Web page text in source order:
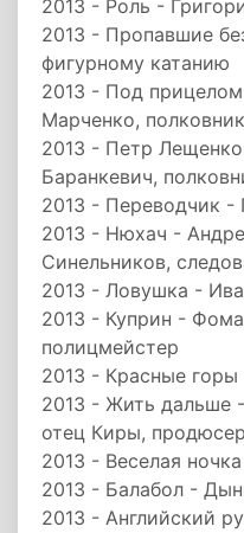
2013 - Роль -
2013 - Пропавшие
фигурному катанию
2013 - Под
Марченко, полковник
2013 - Петр
Баранкевич,
2013 - Переводчик -
2013 - Нюхач -
Синельников,
2013 - Ловушка -
2013 - Куприн -
полицмейстер
2013 - Красные горы
2013 - Жить дальше
отец Киры, продюсер
2013 - Веселая ночка
2013 - Балабол -
2013 - Английский